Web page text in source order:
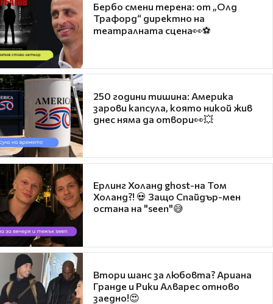
Бербо смени терена: от „Олд
Трафорд“ директно на
театралната сцена👀⚽
250 години тишина: Америка
зарови капсула, която никой жив
днес няма да отвори👀💥
Ерлинг Холанд ghost-на Том
Холанд?! 💀 Защо Спайдър-мен
остана на "seen"😅
Втори шанс за любовта? Ариана
Гранде и Рики Алварес отново
заедно!😍